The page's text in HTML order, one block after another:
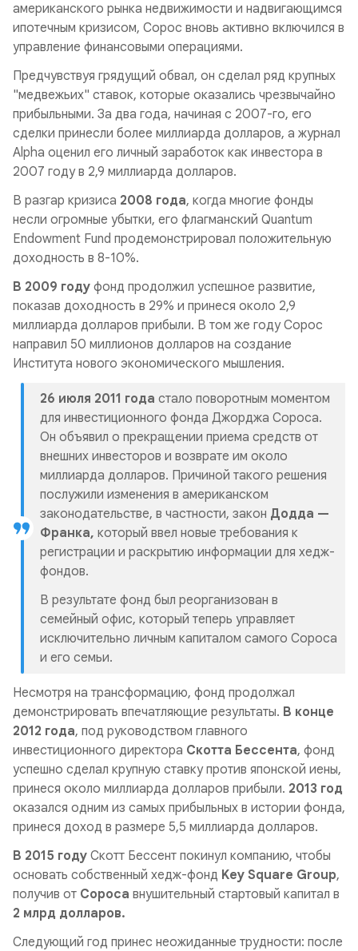
американского рынка недвижимости и надвигающимся
ипотечным кризисом, Сорос вновь активно включился в
управление финансовыми операциями.
Предчувствуя грядущий обвал, он сделал ряд крупных
"медвежьих" ставок, которые оказались чрезвычайно
прибыльными. За два года, начиная с 2007-го, его
сделки принесли более миллиарда долларов, а журнал
Alpha оценил его личный заработок как инвестора в
2007 году в 2,9 миллиарда долларов.
В разгар кризиса 2008 года, когда многие фонды
несли огромные убытки, его флагманский Quantum
Endowment Fund продемонстрировал положительную
доходность в 8-10%.
В 2009 году фонд продолжил успешное развитие,
показав доходность в 29% и принеся около 2,9
миллиарда долларов прибыли. В том же году Сорос
направил 50 миллионов долларов на создание
Института нового экономического мышления.
26 июля 2011 года стало поворотным моментом
для инвестиционного фонда Джорджа Сороса.
Он объявил о прекращении приема средств от
внешних инвесторов и возврате им около
миллиарда долларов. Причиной такого решения
послужили изменения в американском
законодательстве, в частности, закон Додда —
Франка, который ввел новые требования к
регистрации и раскрытию информации для хедж-
фондов.
В результате фонд был реорганизован в
семейный офис, который теперь управляет
исключительно личным капиталом самого Сороса
и его семьи.
Несмотря на трансформацию, фонд продолжал
демонстрировать впечатляющие результаты. В конце
2012 года, под руководством главного
инвестиционного директора Скотта Бессента, фонд
успешно сделал крупную ставку против японской иены,
принеся около миллиарда долларов прибыли. 2013 год
оказался одним из самых прибыльных в истории фонда,
принеся доход в размере 5,5 миллиарда долларов.
В 2015 году Скотт Бессент покинул компанию, чтобы
основать собственный хедж-фонд Key Square Group,
получив от Сороса внушительный стартовый капитал в
2 млрд долларов.
Следующий год принес неожиданные трудности: после